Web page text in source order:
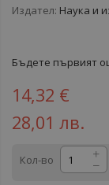
Издател: Наука и
Бъдете първият
14,32 €
28,01 лв.
Кол-во